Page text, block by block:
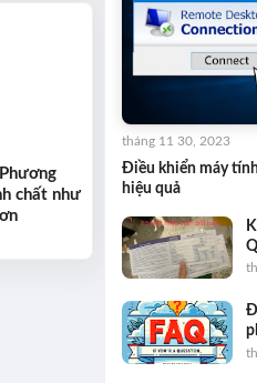
chất như
Điều khiển máy
hiệu quả
tháng 11 30, 2023